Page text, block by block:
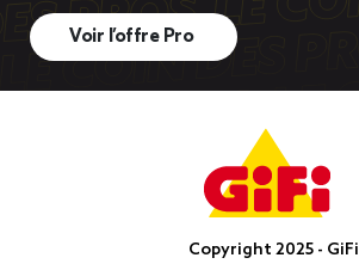
Voir l’offre Pro
Copyright 2025 - GiFi